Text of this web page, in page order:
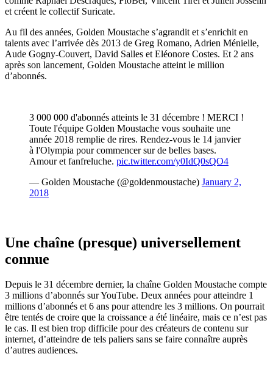
et créent le collectif Suricate.
Au fil des années, Golden Moustache s’agrandit et s’enrichit en
talents avec l’arrivée dès 2013 de Greg Romano, Adrien Ménielle,
Aude Gogny-Couvert, David Salles et Eléonore Costes. Et 2 ans
après son lancement, Golden Moustache atteint le million
d’abonnés.
3 000 000 d'abonnés atteints le 31 décembre ! MERCI !
Toute l'équipe Golden Moustache vous souhaite une
année 2018 remplie de rires. Rendez-vous le 14 janvier
à l'Olympia pour commencer sur de belles bases.
Amour et fanfreluche. pic.twitter.com/y0IdQ0sQO4
— Golden Moustache (@goldenmoustache) January 2,
2018
Une chaîne (presque) universellement
connue
Depuis le 31 décembre dernier, la chaîne Golden Moustache compte
3 millions d’abonnés sur YouTube. Deux années pour atteindre 1
millions d’abonnés et 6 ans pour attendre les 3 millions. On pourrait
être tentés de croire que la croissance a été linéaire, mais ce n’est pas
le cas. Il est bien trop difficile pour des créateurs de contenu sur
internet, d’atteindre de tels paliers sans se faire connaître auprès
d’autres audiences.